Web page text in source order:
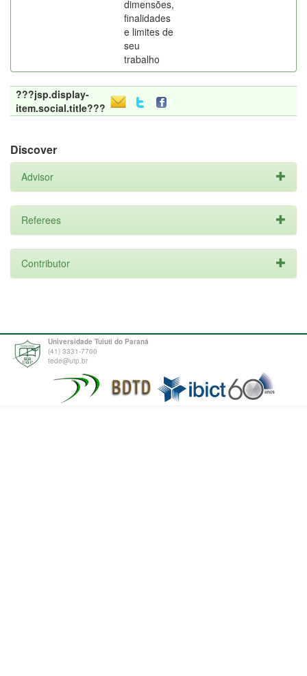
dimensões,
finalidades
e limites de
seu
trabalho
???jsp.display-
item.social.title???
Discover
Advisor
Referees
Contributor
Universidade Tuiuti do Paraná
(41) 3331-7700
tede@utp.br